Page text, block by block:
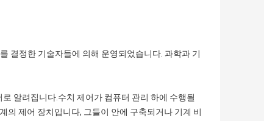
결정한 기술자들에 의해 운영되었습니다. 과학과 기
알려집니다.수치 제어가 컴퓨터 관리 하에 수행될
의 제어 장치입니다, 그들이 안에 구축되거나 기계 비